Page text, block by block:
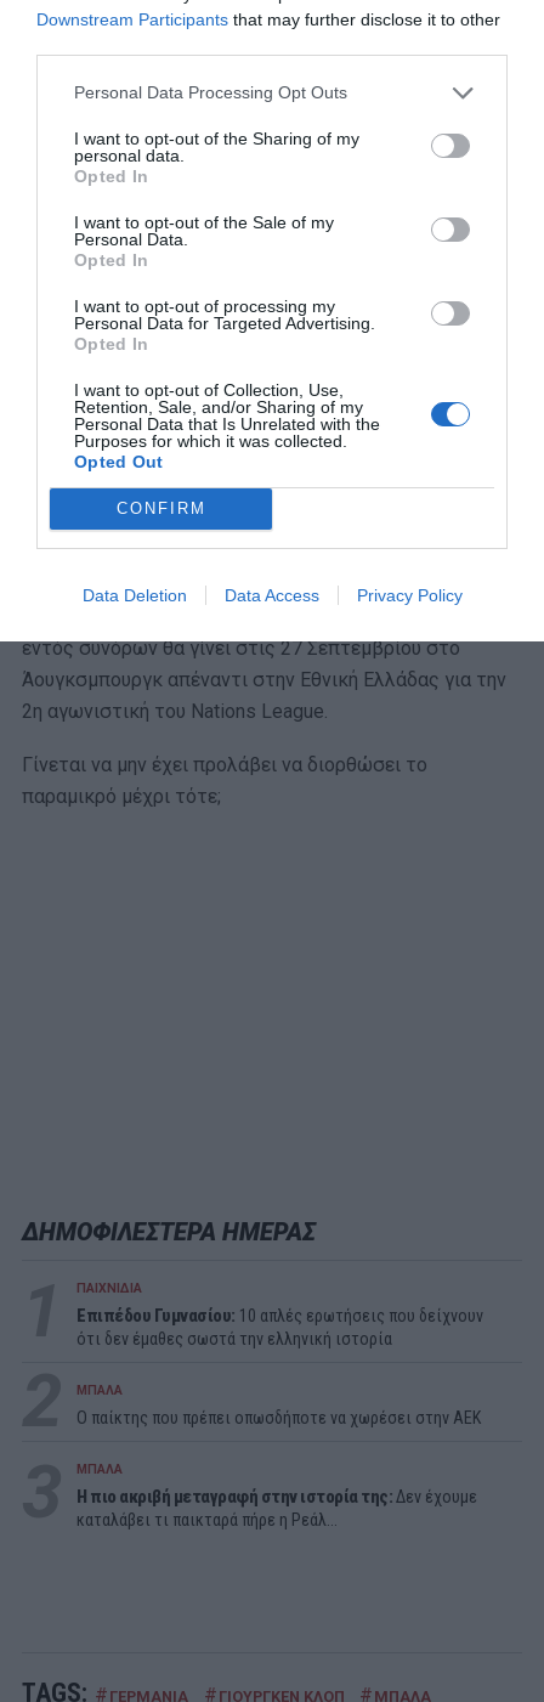
Downstream Participants that may further disclose it to other
Personal Data Processing Opt Outs
I want to opt-out of the Sharing of my
personal data.
Opted In
I want to opt-out of the Sale of my
Personal Data.
Opted In
I want to opt-out of processing my
Personal Data for Targeted Advertising.
Opted In
I want to opt-out of Collection, Use,
Retention, Sale, and/or Sharing of my
Personal Data that Is Unrelated with the
Purposes for which it was collected.
Opted Out
CONFIRM
Data Deletion Data Access Privacy Policy
ποιότητα δεν λείπει, εντούτοις τίποτα δεν θυμίζει την
παλιά Γερμανία.
Ο Κλοπ άφησε να εννοηθεί πως όταν επισημοποιηθεί η
πρόσληψη του, θα προχωρήσει σε συζητήσεις με την
ομοσπονδία σε δραστικές αλλαγές που αφορούν το
Σύμφωνα με τον ίδιο, το ζήτημα χρειάζεται δομική
επόμενες γενιές παικτών να έχουν σύγχρονα
χαρακτηριστικά, τόσο σε σωματικό, αλλά και σε
πνευματικό επίπεδο.
Το gegenpressing που τελειοποίησε σε Ντόρτμουντ και
Λίβερπουλ είναι σχεδόν σίγουρο ότι θα δοκιμαστεί και
στην Εθνική Γερμανίας, που θα προσπαθήσει να παίξει
συναρπαστικά, συνδυάζοντας το θέαμα με την ουσία.
Κι αν όλα πάνε φυσιολογικά, τότε το ντεμπούτο του
εντός συνόρων θα γίνει στις 27 Σεπτεμβρίου στο
Άουγκσμπουργκ απέναντι στην Εθνική Ελλάδας για την
2η αγωνιστική του Nations League.
Γίνεται να μην έχει προλάβει να διορθώσει το
παραμικρό μέχρι τότε;
ΔΗΜΟΦΙΛΕΣΤΕΡΑ ΗΜΕΡΑΣ
ΠΑΙΧΝΙΔΙΑ
Επιπέδου Γυμνασίου: 10 απλές ερωτήσεις που δείχνουν
ότι δεν έμαθες σωστά την ελληνική ιστορία
ΜΠΑΛΑ
Ο παίκτης που πρέπει οπωσδήποτε να χωρέσει στην ΑΕΚ
ΜΠΑΛΑ
Η πιο ακριβή μεταγραφή στην ιστορία της:Δεν έχουμε
καταλάβει τι παικταρά πήρε η Ρεάλ...
TAGS: # ΓΕΡΜΑΝΙΑ # ΓΙΟΥΡΓΚΕΝ ΚΛΟΠ # ΜΠΑΛΑ